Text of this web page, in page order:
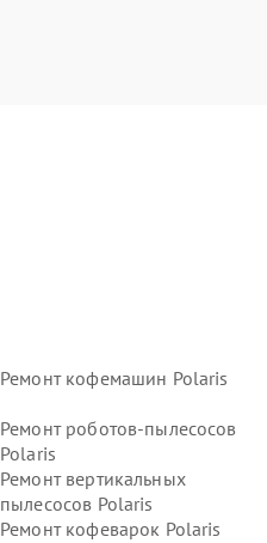
Ремонт кофемашин Polaris
Ремонт роботов-пылесосов
Polaris
Ремонт вертикальных
пылесосов Polaris
Ремонт кофеварок Polaris